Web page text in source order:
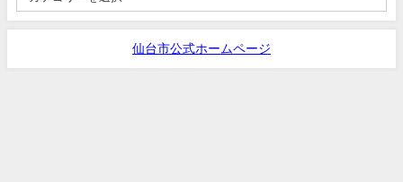
仙台市公式ホームページ